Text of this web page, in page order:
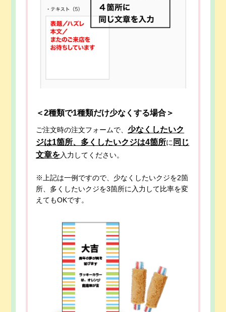
＜2種類で1種類だけ少なくする場合＞
ご注文時の注文フォームで、少なくしたいク
ジは1箇所、多くしたいクジは4箇所に 同じ
文章を入力してください。
※上記は一例ですので、少なくしたいクジを2箇
所、多くしたいクジを3箇所に入力して比率を変
えてもOKです。